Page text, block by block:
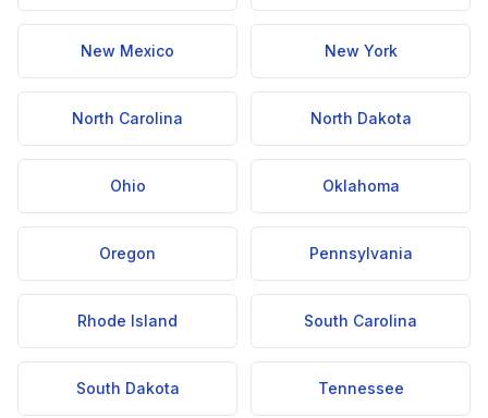
New Mexico New York
North Carolina North Dakota
Ohio Oklahoma
Oregon Pennsylvania
Rhode Island South Carolina
South Dakota Tennessee